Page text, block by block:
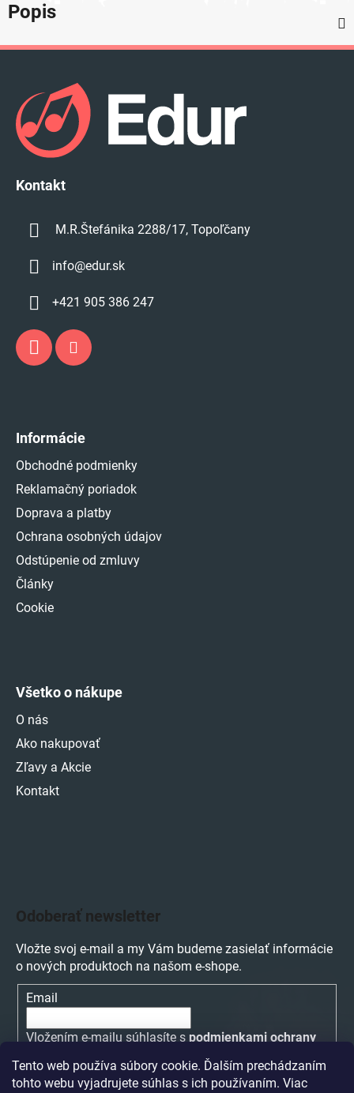
Tento web používa súbory cookie. Ďalším prechádzaním
tohto webu vyjadrujete súhlas s ich používaním. Viac
Popis
Kontakt
M.R.Štefánika 2288/17, Topoľčany
info@edur.sk
+421 905 386 247
Informácie
Obchodné podmienky
Reklamačný poriadok
Doprava a platby
Ochrana osobných údajov
Odstúpenie od zmluvy
Články
Cookie
Všetko o nákupe
O nás
Ako nakupovať
Zľavy a Akcie
Kontakt
Odoberať newsletter
Vložte svoj e-mail a my Vám budeme zasielať informácie
o nových produktoch na našom e-shope.
Email
Vložením e-mailu súhlasíte s podmienkami ochrany